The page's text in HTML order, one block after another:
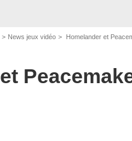
News jeux vidéo Homelander et